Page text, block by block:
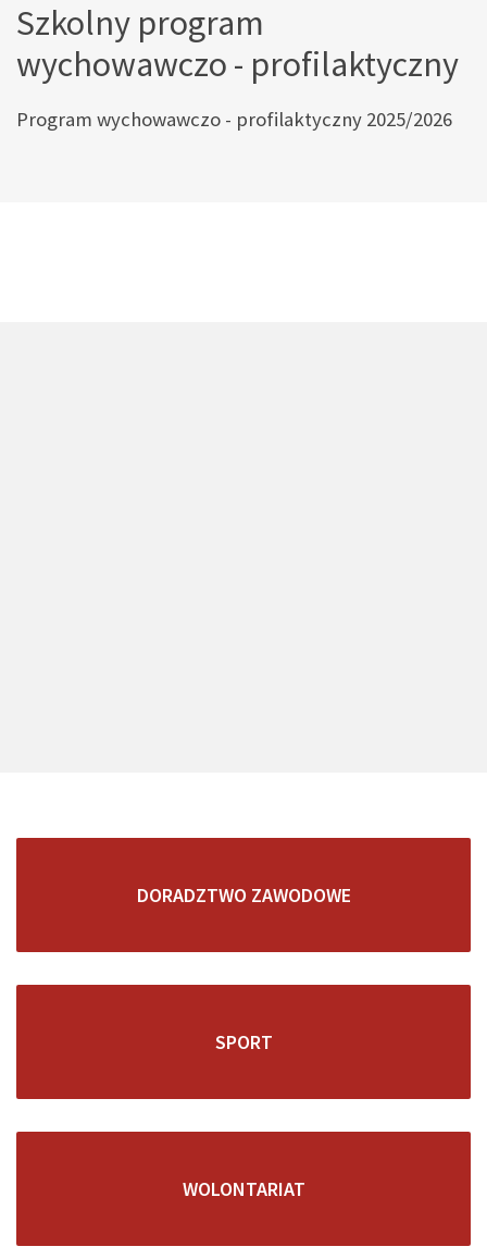
Szkolny program
wychowawczo - profilaktyczny
Program wychowawczo - profilaktyczny 2025/2026
DORADZTWO ZAWODOWE
SPORT
WOLONTARIAT